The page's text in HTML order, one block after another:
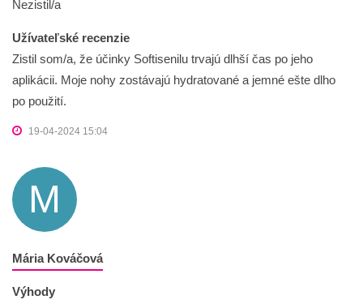
Nezistil/a
Užívateľské recenzie
Zistil som/a, že účinky Softisenilu trvajú dlhší čas po jeho
aplikácii. Moje nohy zostávajú hydratované a jemné ešte dlho
po použití.
19-04-2024 15:04
M
Mária Kováčová
Výhody